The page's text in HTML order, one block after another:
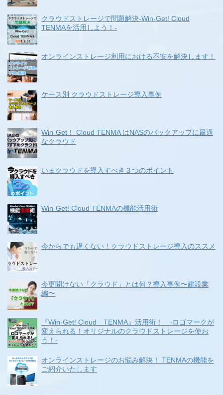
クラウドストレージで問題解決-Win-Get! Cloud
TENMAを活用しよう！-
オンラインストレージ利用における不安を解決します！
ケース別 クラウドストレージ導入事例
Win-Get！ Cloud TENMA はNASのバックアップに最適
なクラウド
いまクラウドを導入すべき３つのポイント
Win-Get! Cloud TENMAの機能活用術
今からでも遅くない！クラウドストレージ導入のススメ
今更聞けない「クラウド」とは何？導入事例〜建設業
編〜
『Win-Get! Cloud TENMA』活用術！ -ロゴマークが
変えられる！オリジナルのクラウドストレージを使お
う！-
オンラインストレージのお悩み解決！ TENMAの機能を
ご紹介いたします